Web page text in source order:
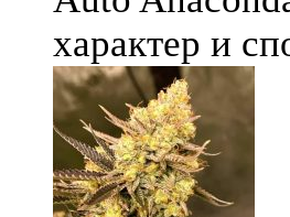
характер и